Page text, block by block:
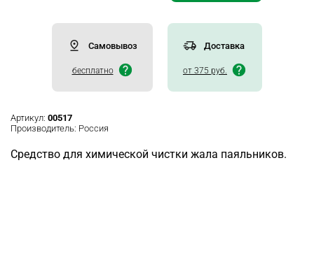
Самовывоз
бесплатно
Доставка
от 375 руб.
Артикул: 00517
Производитель: Россия
Средство для химической чистки жала паяльников.